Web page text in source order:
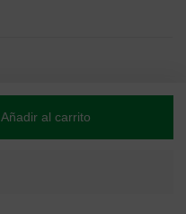
Añadir al carrito